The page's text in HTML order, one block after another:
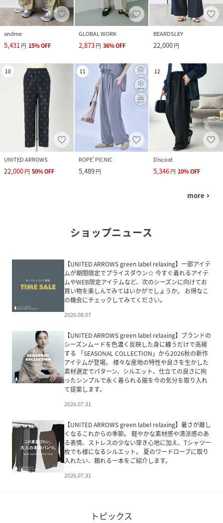
andme
5,431 円 15%OFF
GLOBAL WORK
2,873円 36%OFF
BEARDSLEY
22,000円
10
UNITED ARROWS
22,000円 50%OFF
11
ROPE' PICNIC
5,489円
12
Discoat
5,346円 10%OFF
more navigate_next
ショップニュース
【UNITED ARROWS green label relaxing】一部アイテ
ムが期間限定でプライスダウン☆ 今すぐ着れるアイテ
ムやWEB限定アイテムなど、次のシーズンに向けてお
買い物を楽しんでみてはいかがでしょうか。 お得なこ
の機会にチェックしてみてください。
2026.08.07
【UNITED ARROWS green label relaxing】ブランドの
シーズンムードを色濃く反映した身に纏うだけで高揚
する 「SEASONAL COLLECTION」から2026秋の新作
アイテムが登場。 様々な産地の特性や良さを生かした
素材選定でパターン、シルエット、仕立ての良さに拘
ったシンプルで永く着られる服を今の気分を取り入れ
て提案します。
2026.07.31
【UNITED ARROWS green label relaxing】暑さが厳し
くなるこれからの季節。 軽やかな素材感や清涼感のあ
る表情、ストレスの少ない穿き心地に加え、Tシャツ一
枚でも様になるシルエット。 夏のワードローブに取り
入れたい、頼れる一本をご紹介します。
2026.07.31
トピックス